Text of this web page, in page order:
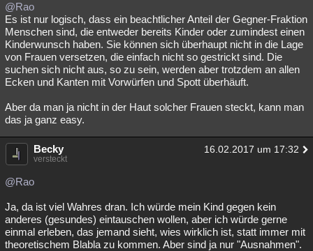
@Rao
Es ist nur logisch, dass ein beachtlicher Anteil der Gegner-Fraktion
Menschen sind, die entweder bereits Kinder oder zumindest einen
Kinderwunsch haben. Sie können sich überhaupt nicht in die Lage
von Frauen versetzen, die einfach nicht so gestrickt sind. Die
suchen sich nicht aus, so zu sein, werden aber trotzdem an allen
Ecken und Kanten mit Vorwürfen und Spott überhäuft.
Aber da man ja nicht in der Haut solcher Frauen steckt, kann man
das ja ganz easy.
Becky 16.02.2017 um 17:32
versteckt
@Rao
Ja, da ist viel Wahres dran. Ich würde mein Kind gegen kein
anderes (gesundes) eintauschen wollen, aber ich würde gerne
einmal erleben, das jemand sieht, wies wirklich ist, statt immer mit
theoretischem Blabla zu kommen. Aber sind ja nur "Ausnahmen".